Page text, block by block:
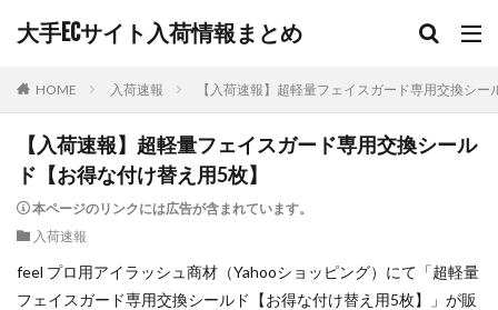
大手ECサイト入荷情報まとめ
HOME 入荷速報 【入荷速報】超軽量フェイスガード専用交換シ
【入荷速報】超軽量フェイスガード専用交換シール
ド【お得な付け替え用5枚】
本ページのリンクには広告が含まれています。
入荷速報
feel プロ用アイラッシュ商材（Yahooショッピング）にて「超軽量
フェイスガード専用交換シールド【お得な付け替え用5枚】」が販